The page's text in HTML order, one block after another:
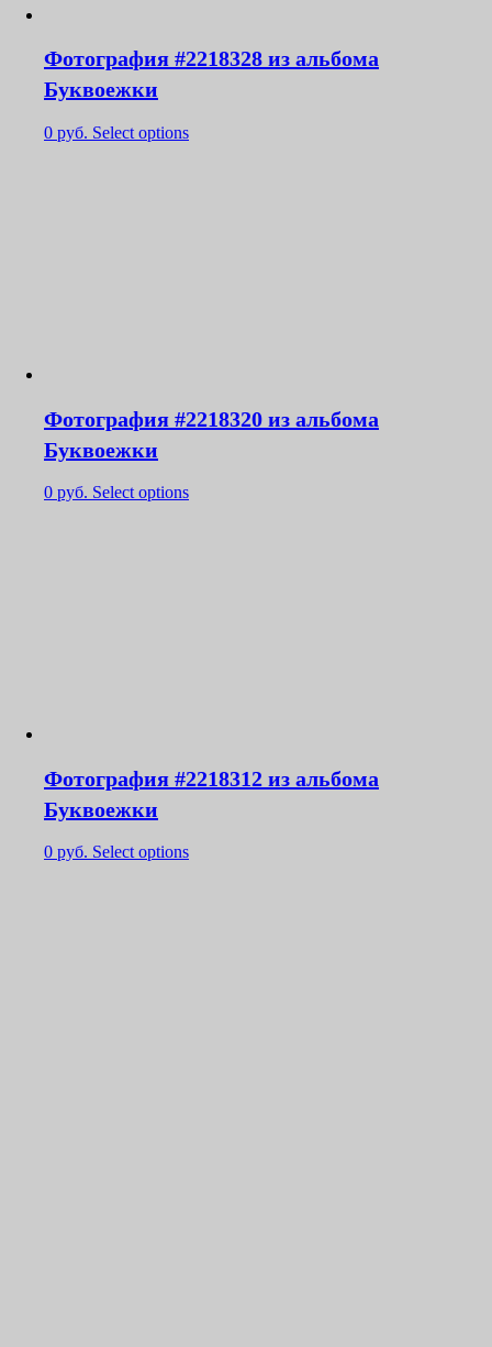
Фотография #2218328 из альбома
Буквоежки
0 руб. Select options
Фотография #2218320 из альбома
Буквоежки
0 руб. Select options
Фотография #2218312 из альбома
Буквоежки
0 руб. Select options